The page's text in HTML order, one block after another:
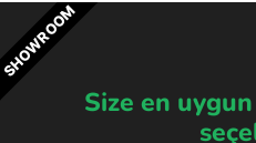
Size en
SHOWROOM